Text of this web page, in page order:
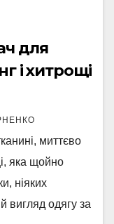
для
і хитрощі
миттєво
яка щойно
ніяких
вигляд одягу за